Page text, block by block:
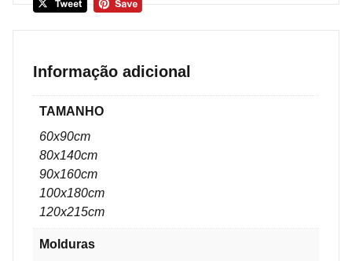
Informação adicional
TAMANHO
60x90cm
80x140cm
90x160cm
100x180cm
120x215cm
Molduras